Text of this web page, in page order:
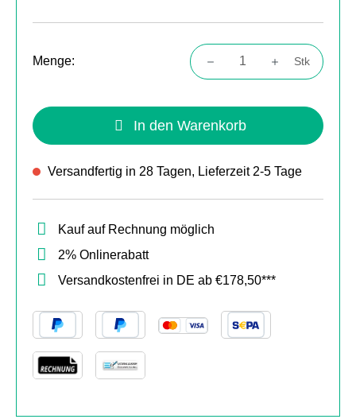
Menge:
Produkt Anzahl: Gib den gewünschten
Stk
In den Warenkorb
Versandfertig in 28 Tagen, Lieferzeit 2-5 Tage
Kauf auf Rechnung möglich
2% Onlinerabatt
Versandkostenfrei in DE ab €178,50***